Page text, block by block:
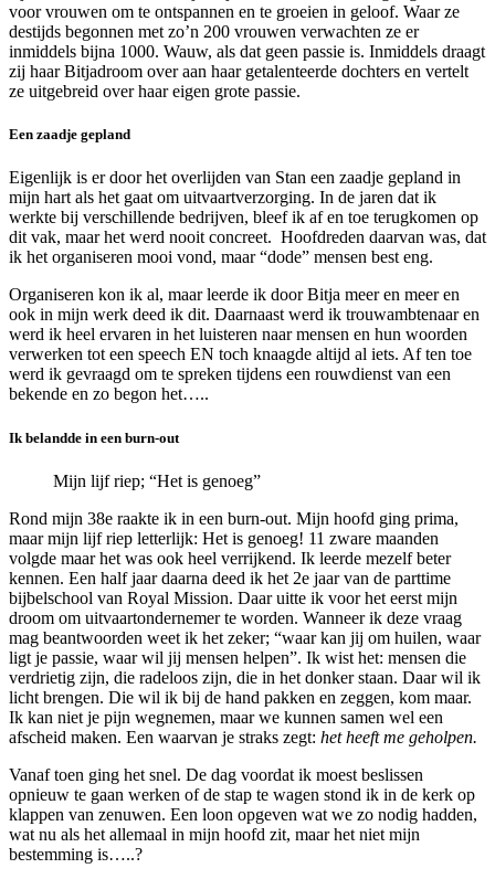
voor vrouwen om te ontspannen en te groeien in geloof. Waar ze
destijds begonnen met zo’n 200 vrouwen verwachten ze er
inmiddels bijna 1000. Wauw, als dat geen passie is. Inmiddels draagt
zij haar Bitjadroom over aan haar getalenteerde dochters en vertelt
ze uitgebreid over haar eigen grote passie.
Een zaadje gepland
Eigenlijk is er door het overlijden van Stan een zaadje gepland in
mijn hart als het gaat om uitvaartverzorging. In de jaren dat ik
werkte bij verschillende bedrijven, bleef ik af en toe terugkomen op
dit vak, maar het werd nooit concreet. Hoofdreden daarvan was, dat
ik het organiseren mooi vond, maar “dode” mensen best eng.
Organiseren kon ik al, maar leerde ik door Bitja meer en meer en
ook in mijn werk deed ik dit. Daarnaast werd ik trouwambtenaar en
werd ik heel ervaren in het luisteren naar mensen en hun woorden
verwerken tot een speech EN toch knaagde altijd al iets. Af ten toe
werd ik gevraagd om te spreken tijdens een rouwdienst van een
bekende en zo begon het…..
Ik belandde in een burn-out
Mijn lijf riep; “Het is genoeg”
Rond mijn 38e raakte ik in een burn-out. Mijn hoofd ging prima,
maar mijn lijf riep letterlijk: Het is genoeg! 11 zware maanden
volgde maar het was ook heel verrijkend. Ik leerde mezelf beter
kennen. Een half jaar daarna deed ik het 2e jaar van de parttime
bijbelschool van Royal Mission. Daar uitte ik voor het eerst mijn
droom om uitvaartondernemer te worden. Wanneer ik deze vraag
mag beantwoorden weet ik het zeker; “waar kan jij om huilen, waar
ligt je passie, waar wil jij mensen helpen”. Ik wist het: mensen die
verdrietig zijn, die radeloos zijn, die in het donker staan. Daar wil ik
licht brengen. Die wil ik bij de hand pakken en zeggen, kom maar.
Ik kan niet je pijn wegnemen, maar we kunnen samen wel een
afscheid maken. Een waarvan je straks zegt: het heeft me geholpen.
Vanaf toen ging het snel. De dag voordat ik moest beslissen
opnieuw te gaan werken of de stap te wagen stond ik in de kerk op
klappen van zenuwen. Een loon opgeven wat we zo nodig hadden,
wat nu als het allemaal in mijn hoofd zit, maar het niet mijn
bestemming is…..?